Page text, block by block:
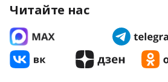
Читайте нас